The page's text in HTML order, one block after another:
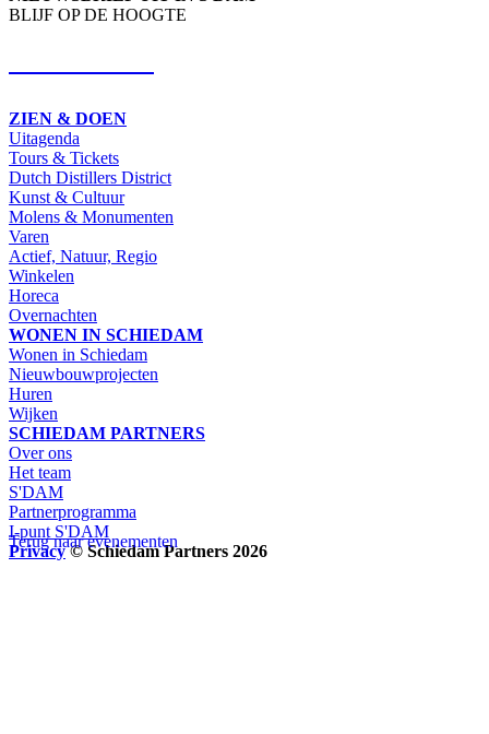
Terug naar evenementen
BLIJF OP DE HOOGTE
ZIEN & DOEN
Uitagenda
Tours & Tickets
Dutch Distillers District
Kunst & Cultuur
Molens & Monumenten
Varen
Actief, Natuur, Regio
Winkelen
Horeca
Overnachten
WONEN IN SCHIEDAM
Wonen in Schiedam
Nieuwbouwprojecten
Huren
Wijken
SCHIEDAM PARTNERS
Over ons
Het team
S'DAM
Partnerprogramma
I-punt S'DAM
Privacy © Schiedam Partners 2026